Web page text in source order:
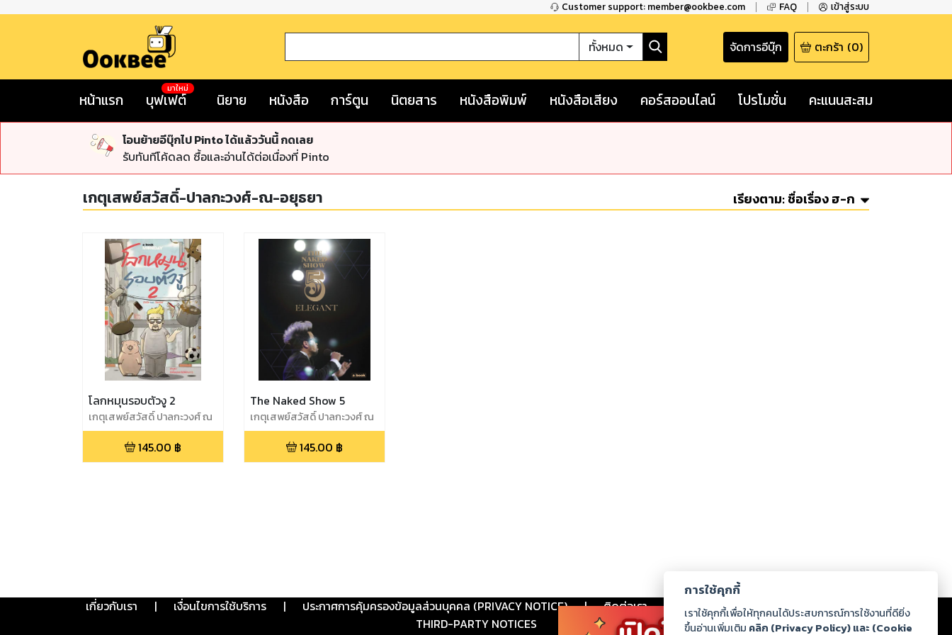
Customer support: member@ookbee.com FAQ เข้าสู่ระบบ
ทั้งหมด จัดการอีบุ๊ก ตะกร้า (0)
หน้าแรก บุฟเฟต์
มาใหม่
นิยาย หนังสือ การ์ตูน นิตยสาร หนังสือพิมพ์ หนังสือเสียง คอร์สออนไลน์ โปรโมชั่น คะแนนสะสม
โอนย้ายอีบุ๊กไป Pinto ได้แล้ววันนี้ กดเลย
รับทันทีโค้ดลด ซื้อและอ่านได้ต่อเนื่องที่ Pinto
เกตุเสพย์สวัสดิ์-ปาลกะวงศ์-ณ-อยุธยา เรียงตาม:ชื่อเรื่อง ฮ-ก
โลกหมุนรอบตัวงู 2
เกตุเสพย์สวัสดิ์ ปาลกะวงศ์ ณ
อยุธยา
145.00 ฿
The Naked Show 5
เกตุเสพย์สวัสดิ์ ปาลกะวงศ์ ณ
อยุธยา,น้าเน็ก
145.00 ฿
เกี่ยวกับเรา | เงื่อนไขการใช้บริการ | ประกาศการคุ้มครองข้อมูลส่วนบุคคล (PRIVACY NOTICE) | ติดต่อเรา ร่วมงานกับเรา ดาวน์โหลด
THIRD-PARTY NOTICES
การใช้คุกกี้
เราใช้คุกกี้เพื่อให้ทุกคนได้ประสบการณ์การใช้งานที่ดียิ่ง
ขึ้นอ่านเพิ่มเติม คลิก (Privacy Policy) และ (Cookie